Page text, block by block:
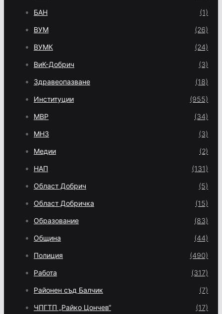
БАН (1)
ВУМ (26)
ВУМК (24)
ВиК-Добрич (3)
Здравеопазване (18)
Институции (955)
МВР (34)
МНЗ (3)
Медии (2)
НАП (131)
Област Добрич (5)
Област Добричка (15)
Образование (83)
Община (44)
Полиция (490)
Работа (317)
Районен съд Балчик (7)
ЧПГТП „Райко Цончев“ (17)